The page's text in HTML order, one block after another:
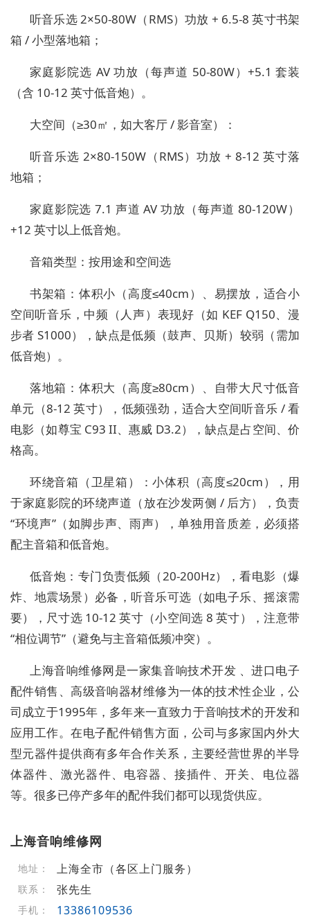
听音乐选 2×50-80W（RMS）功放 + 6.5-8 英寸书架
箱 / 小型落地箱；
家庭影院选 AV 功放（每声道 50-80W）+5.1 套装
（含 10-12 英寸低音炮）。
大空间（≥30㎡，如大客厅 / 影音室）：
听音乐选 2×80-150W（RMS）功放 + 8-12 英寸落
地箱；
家庭影院选 7.1 声道 AV 功放（每声道 80-120W）
+12 英寸以上低音炮。
音箱类型：按用途和空间选
书架箱：体积小（高度≤40cm）、易摆放，适合小
空间听音乐，中频（人声）表现好（如 KEF Q150、漫
步者 S1000），缺点是低频（鼓声、贝斯）较弱（需加
低音炮）。
落地箱：体积大（高度≥80cm）、自带大尺寸低音
单元（8-12 英寸），低频强劲，适合大空间听音乐 / 看
电影（如尊宝 C93 II、惠威 D3.2），缺点是占空间、价
格高。
环绕音箱（卫星箱）：小体积（高度≤20cm），用
于家庭影院的环绕声道（放在沙发两侧 / 后方），负责
“环境声”（如脚步声、雨声），单独用音质差，必须搭
配主音箱和低音炮。
低音炮：专门负责低频（20-200Hz），看电影（爆
炸、地震场景）必备，听音乐可选（如电子乐、摇滚需
要），尺寸选 10-12 英寸（小空间选 8 英寸），注意带
“相位调节”（避免与主音箱低频冲突）。
上海音响维修网是一家集音响技术开发 、进口电子
配件销售、高级音响器材维修为一体的技术性企业，公
司成立于1995年，多年来一直致力于音响技术的开发和
应用工作。在电子配件销售方面，公司与多家国内外大
型元器件提供商有多年合作关系，主要经营世界的半导
体器件、激光器件、电容器、接插件、开关、电位器
等。很多已停产多年的配件我们都可以现货供应。
上海音响维修网
地址： 上海全市（各区上门服务）
联系： 张先生
手机： 13386109536